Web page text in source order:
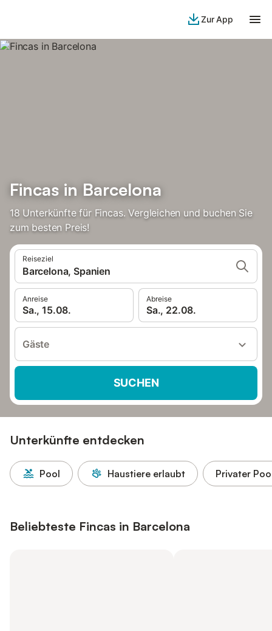
Zur App
Fincas in Barcelona
18 Unterkünfte für Fincas. Vergleichen und buchen Sie
zum besten Preis!
Reiseziel
Barcelona, Spanien
Anreise
Sa., 15.08.
Abreise
Sa., 22.08.
Gäste
SUCHEN
Unterkünfte entdecken
Pool Haustiere erlaubt Privater
Beliebteste Fincas in Barcelona